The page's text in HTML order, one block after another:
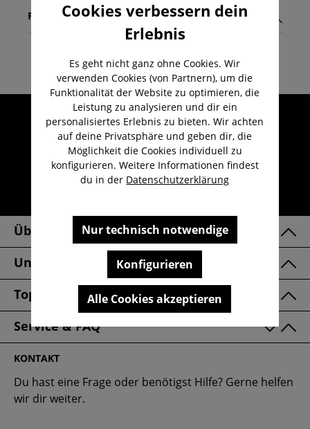
Pflegehinweise
Umfangreicher Kundenservice
Kauf auf Rechnung
Kostenloser Versand ab 29,-€
Lieferzeit 1-3 Werktage
Über Uns
Unsere Marken
Top Kategorien
Service & FAQ
KONTAKT
Du hast eine Frage oder benötigst Hilfe? Gerne helfen
wir dir weiter.
Cookies verbessern dein
Erlebnis
Es geht nicht ganz ohne Cookies. Wir
verwenden Cookies (von Partnern), um die
Funktionalität der Website zu optimieren, die
Leistung zu analysieren und dir ein
personalisiertes Erlebnis zu bieten. Wir achten
auf deine Privatsphäre und geben dir, die
Möglichkeit die Cookies individuell zu
konfigurieren. Weitere Informationen findest
du in der Datenschutzerklärung
Nur technisch notwendige
Konfigurieren
Alle Cookies akzeptieren